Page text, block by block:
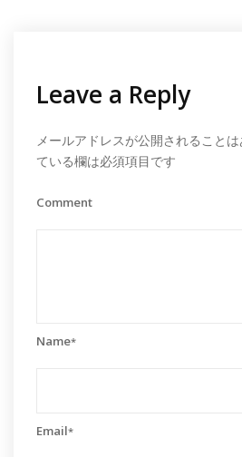
Leave a Reply
メールアドレスが公開されることは
ている欄は必須項目です
Comment
Name*
Email*